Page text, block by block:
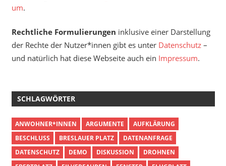
um.
Rechtliche Formulierungen inklusive einer Darstellung
der Rechte der Nutzer*innen gibt es unter Datenschutz–
und natürlich hat diese Webseite auch ein Impressum.
SCHLAGWÖRTER
ANWOHNER*INNEN ARGUMENTE
AUFKLÄRUNG
BESCHLUSS
BRESLAUER PLATZ
DATENANFRAGE
DATENSCHUTZ
DEMO DISKUSSION
DROHNEN